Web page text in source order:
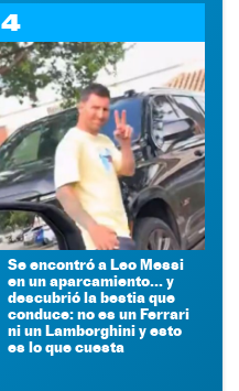
4
Se encontró a Leo Messi
en un aparcamiento... y
descubrió la bestia que
conduce: no es un Ferrari
ni un Lamborghini y esto
es lo que cuesta